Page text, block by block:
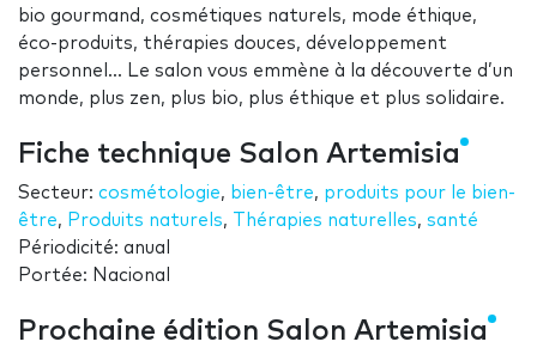
bio gourmand, cosmétiques naturels, mode éthique,
éco-produits, thérapies douces, développement
personnel... Le salon vous emmène à la découverte d’un
monde, plus zen, plus bio, plus éthique et plus solidaire.
Fiche technique Salon Artemisia
Secteur: cosmétologie, bien-être, produits pour le bien-
être, Produits naturels, Thérapies naturelles, santé
Périodicité: anual
Portée: Nacional
Prochaine édition Salon Artemisia